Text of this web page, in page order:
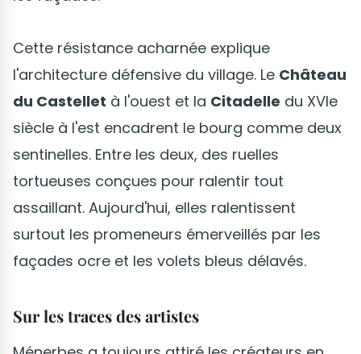
Cette résistance acharnée explique
l'architecture défensive du village. Le Château
du Castellet à l'ouest et la Citadelle du XVIe
siècle à l'est encadrent le bourg comme deux
sentinelles. Entre les deux, des ruelles
tortueuses conçues pour ralentir tout
assaillant. Aujourd'hui, elles ralentissent
surtout les promeneurs émerveillés par les
façades ocre et les volets bleus délavés.
Sur les traces des artistes